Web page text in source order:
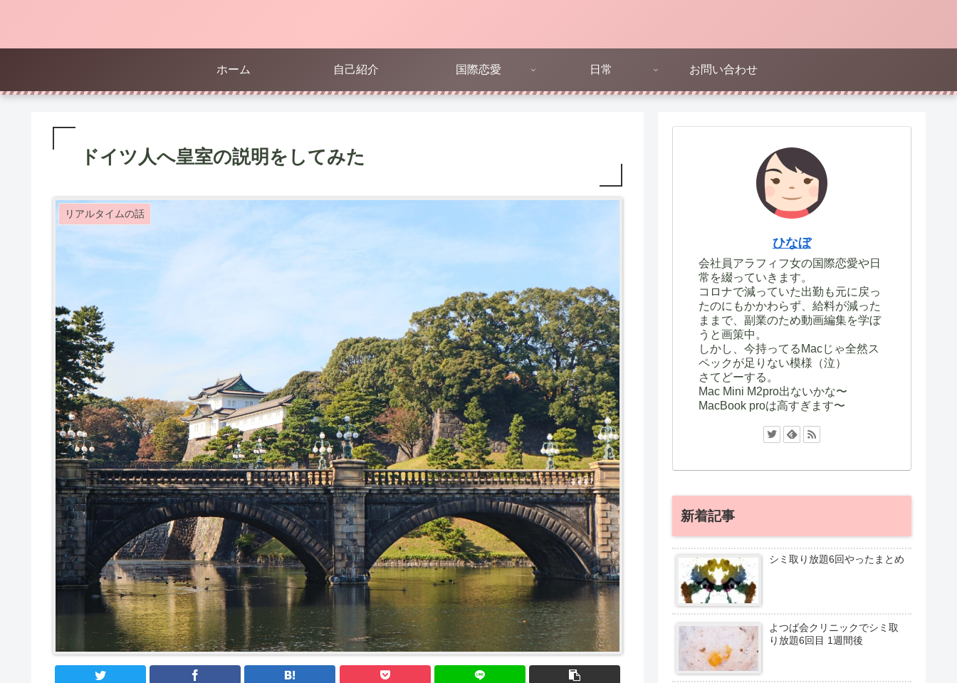
ホーム 自己紹介 国際恋愛 日常 お問い合わせ
ドイツ人へ皇室の説明をしてみた
リアルタイムの話
ひなぼ
会社員アラフィフ女の国際恋愛や日
常を綴っていきます。
コロナで減っていた出勤も元に戻っ
たのにもかかわらず、給料が減った
ままで、副業のため動画編集を学ぼ
うと画策中。
しかし、今持ってるMacじゃ全然ス
ペックが足りない模様（泣）
さてどーする。
Mac Mini M2pro出ないかな〜
MacBook proは高すぎます〜
新着記事
シミ取り放題6回やったまとめ
よつば会クリニックでシミ取
り放題6回目 1週間後